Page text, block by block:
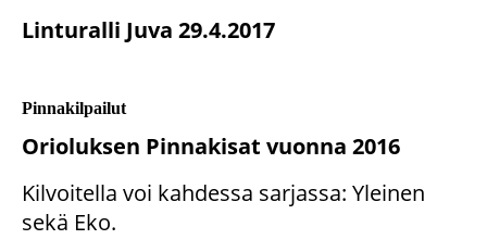
Linturalli Juva 29.4.2017
Pinnakilpailut
Orioluksen Pinnakisat vuonna 2016
Kilvoitella voi kahdessa sarjassa: Yleinen
sekä Eko.